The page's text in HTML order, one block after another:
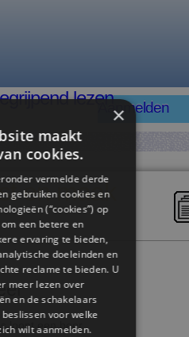
lezenAanmelden
en maak
loopt een beer.
×
maakt
cookies.
vermelde derde
gebruiken cookies en
(“cookies”) op
een ​​betere en
ervaring te bieden,
doeleinden en
reclame te bieden. U
meer lezen over
en de schakelaars
voor welke
wilt aanmelden.